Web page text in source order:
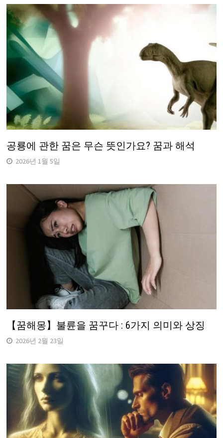
공룡에 관한 꿈은 무슨 뜻인가요? 꿈과 해석
2026년 1월 5일
【꿈해몽】불륜을 꿈꾸다 : 6가지 의미와 상징
2026년 2월 23일